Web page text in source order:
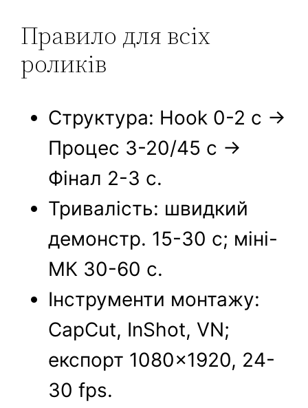
Правило для всіх
роликів
Структура: Hook 0-2 с →
Процес 3-20/45 с →
Фінал 2-3 с.
Тривалість: швидкий
демонстр. 15-30 с; міні-
МК 30-60 с.
Інструменти монтажу:
CapCut, InShot, VN;
експорт 1080×1920, 24-
30 fps.